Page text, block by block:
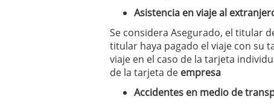
Asistencia en viaje al
Se considera Asegurado, el titular
titular haya pagado el viaje con su
viaje en el caso de la tarjeta
de la tarjeta de empresa
Accidentes en medio de